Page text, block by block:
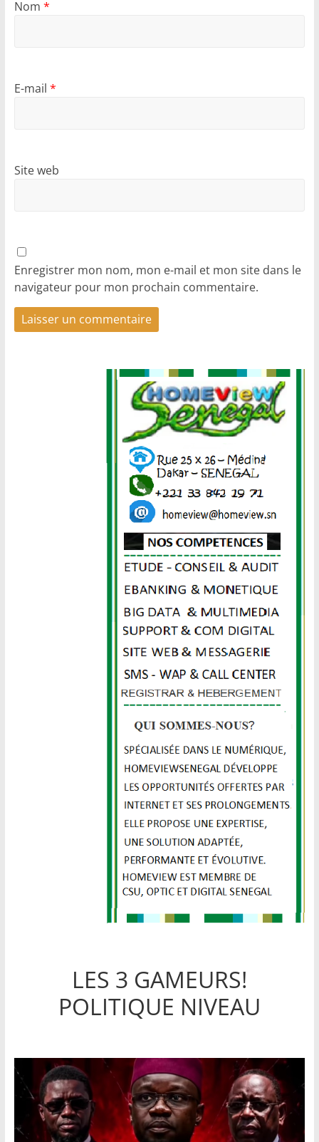
Nom *
E-mail *
Site web
Enregistrer mon nom, mon e-mail et mon site dans le
navigateur pour mon prochain commentaire.
LES 3 GAMEURS!
POLITIQUE NIVEAU